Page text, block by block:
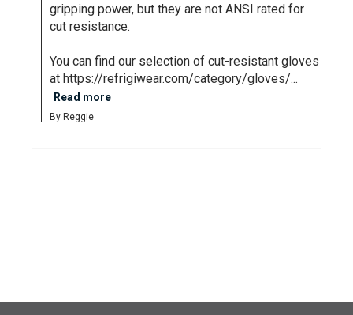
gripping power, but they are not ANSI rated for
cut resistance.
You can find our selection of cut-resistant gloves
at https://refrigiwear.com/category/gloves/...
Read more
By Reggie